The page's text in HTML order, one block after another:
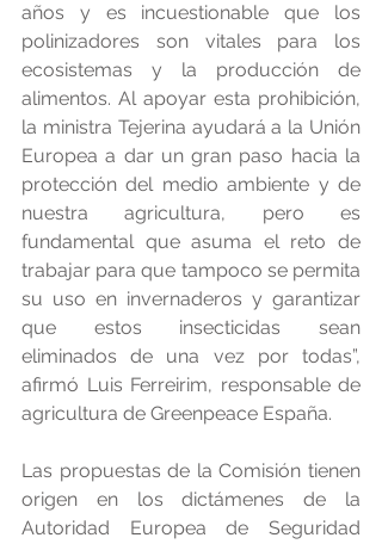
años y es incuestionable que los
polinizadores son vitales para los
ecosistemas y la producción de
alimentos. Al apoyar esta prohibición,
la ministra Tejerina ayudará a la Unión
Europea a dar un gran paso hacia la
protección del medio ambiente y de
nuestra agricultura, pero es
fundamental que asuma el reto de
trabajar para que tampoco se permita
su uso en invernaderos y garantizar
que estos insecticidas sean
eliminados de una vez por todas”,
afirmó Luis Ferreirim, responsable de
agricultura de Greenpeace España.
Las propuestas de la Comisión tienen
origen en los dictámenes de la
Autoridad Europea de Seguridad